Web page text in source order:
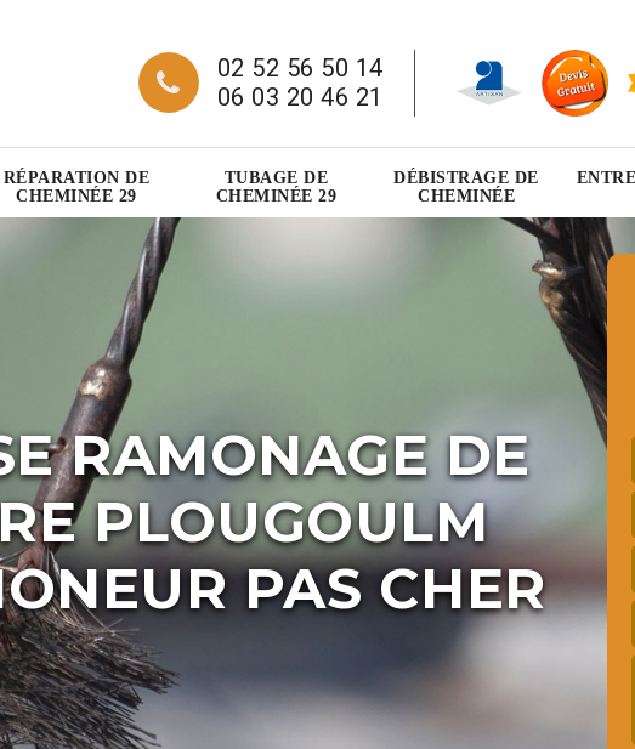
02 52 56 50 14
06 03 20 46 21
RÉPARATION DE
CHEMINÉE 29
TUBAGE DE
CHEMINÉE 29
DÉBISTRAGE DE
CHEMINÉE
RAMONAGE DE
PLOUGOULM
PAS CHER